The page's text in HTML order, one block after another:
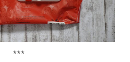
***